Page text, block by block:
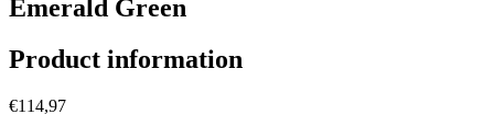
Emerald Green
Product information
€114,97